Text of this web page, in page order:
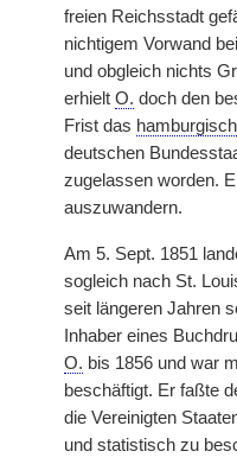
freien Reichsstadt
nichtigem Vorwand
und obgleich nichts
erhielt O. doch den
Frist das
deutschen
zugelassen worden.
auszuwandern.
Am 5. Sept. 1851
sogleich nach St.
seit längeren Jahren
Inhaber eines
O. bis 1856 und war
beschäftigt. Er faßte
die Vereinigten
und statistisch zu